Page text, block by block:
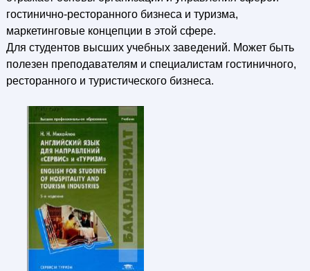
гостинично-ресторанного бизнеса и туризма,
маркетинговые концепции в этой сфере.
Для студентов высших учебных заведений. Может быть
полезен преподавателям и специалистам гостиничного,
ресторанного и туристического бизнеса.